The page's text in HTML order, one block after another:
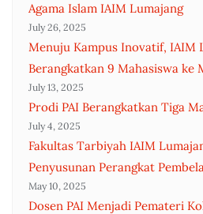
Agama Islam IAIM Lumajang
July 26, 2025
Menuju Kampus Inovatif, IAIM
Berangkatkan 9 Mahasiswa ke
July 13, 2025
Prodi PAI Berangkatkan Tiga
July 4, 2025
Fakultas Tarbiyah IAIM
Penyusunan Perangkat
May 10, 2025
Dosen PAI Menjadi Pemateri